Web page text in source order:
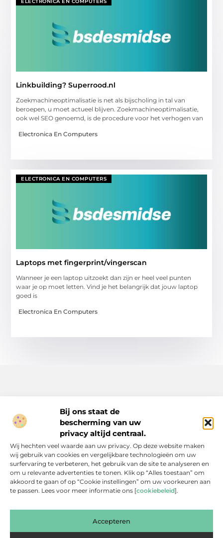
Bij ons staat de
bescherming van uw
privacy altijd centraal.
Wij hechten veel waarde aan uw privacy. Op deze website maken
wij gebruik van cookies en vergelijkbare technologieën om uw
surfervaring te verbeteren, het gebruik van de site te analyseren en
om u relevante advertenties te tonen. Klik op “Alles toestaan” om
akkoord te gaan of op “Cookie instellingen” om uw voorkeuren aan
te passen. Lees voor meer informatie ons [cookiebeleid].
Accepteren
Linkbuilding? Superrood.nl
Zoekmachineoptimalisatie is net als bijscholing in tal van
beroepen, u moet actueel blijven. Zoekmachineoptimalisatie,
ook wel SEO genoemd, is de procedure voor het verhogen van
Electronica En Computers
ELECTRONICA EN COMPUTERS
Laptops met fingerprint/vingerscan
Wanneer je een laptop uitzoekt dan zijn er heel veel punten
waar je op moet letten. Vind je het belangrijk dat jouw laptop
goed is
Electronica En Computers
Inspiratie, tips en verhalen voor elk moment.
Ontdek een breed scala aan artikelen en blogs die je dagelijks
leven verrijken, van praktische adviezen tot boeiende verhalen.
Bericht categorie
Onze informatie